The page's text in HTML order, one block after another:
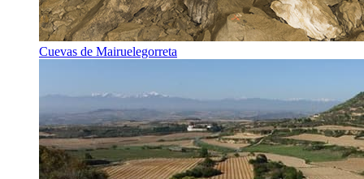
Cuevas de Mairuelegorreta